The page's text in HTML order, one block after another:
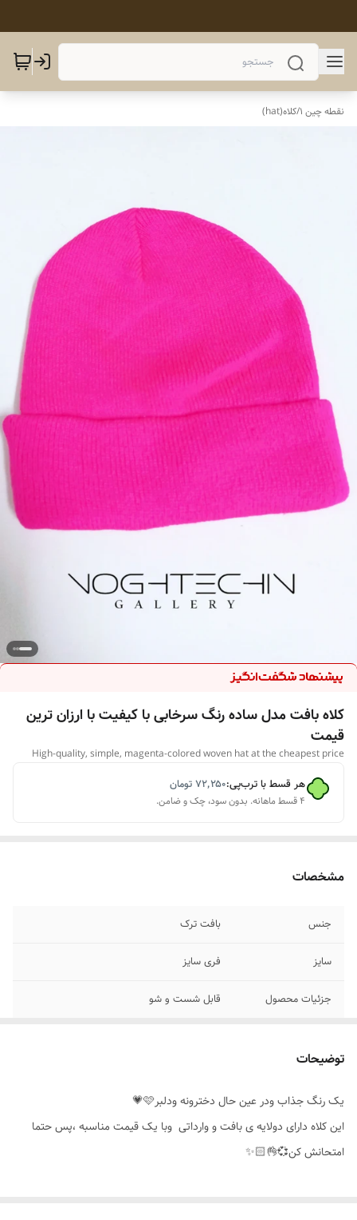
نقطه چین 1 /کلاه(hat)
کلاه بافت مدل ساده رنگ سرخابی با کیفیت با ارزان ترین
قیمت
High-quality, simple, magenta-colored woven hat at the cheapest price
هر قسط با ترب‌پی:۷۲٬۲۵۰تومان
۴ قسط ماهانه. بدون سود، چک و ضامن.
مشخصات
جنس بافت ترک
سایز فری سایز
جزئیات محصول قابل شست و شو
توضیحات
یک رنگ جذاب ودر عین حال دخترونه ودلبر🩷💗
این کلاه دارای دولایه ی بافت و وارداتی وبا یک قیمت مناسبه ،پس حتما
امتحانش کن💞👌🏻✨️